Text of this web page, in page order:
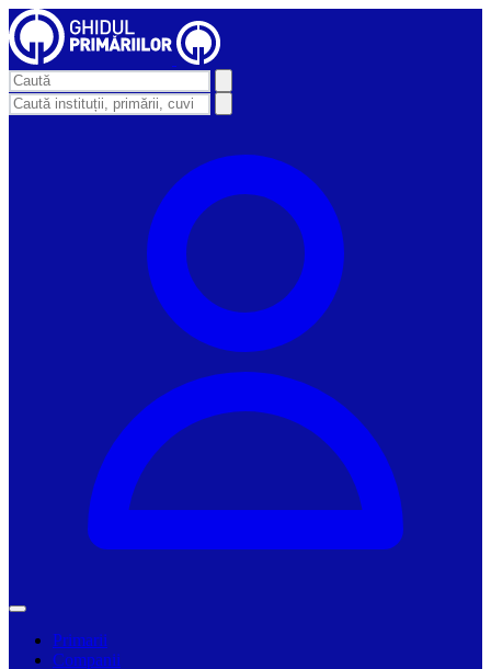
Primarii
Companii